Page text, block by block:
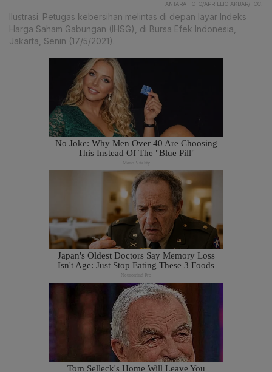
ANTARA FOTO/APRILLIO AKBAR/FOC.
Ilustrasi. Petugas kebersihan melintas di depan layar Indeks
Harga Saham Gabungan (IHSG), di Bursa Efek Indonesia,
Jakarta, Senin (17/5/2021).